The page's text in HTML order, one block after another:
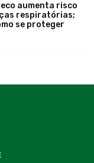
aumenta risco
respiratórias;
se proteger